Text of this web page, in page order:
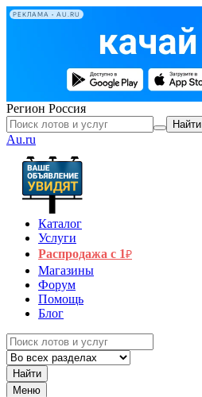
РЕКЛАМА • AU.RU
Регион Россия
Найти
Au.ru
Каталог
Услуги
Распродажа с 1₽
Магазины
Форум
Помощь
Блог
Найти
Меню